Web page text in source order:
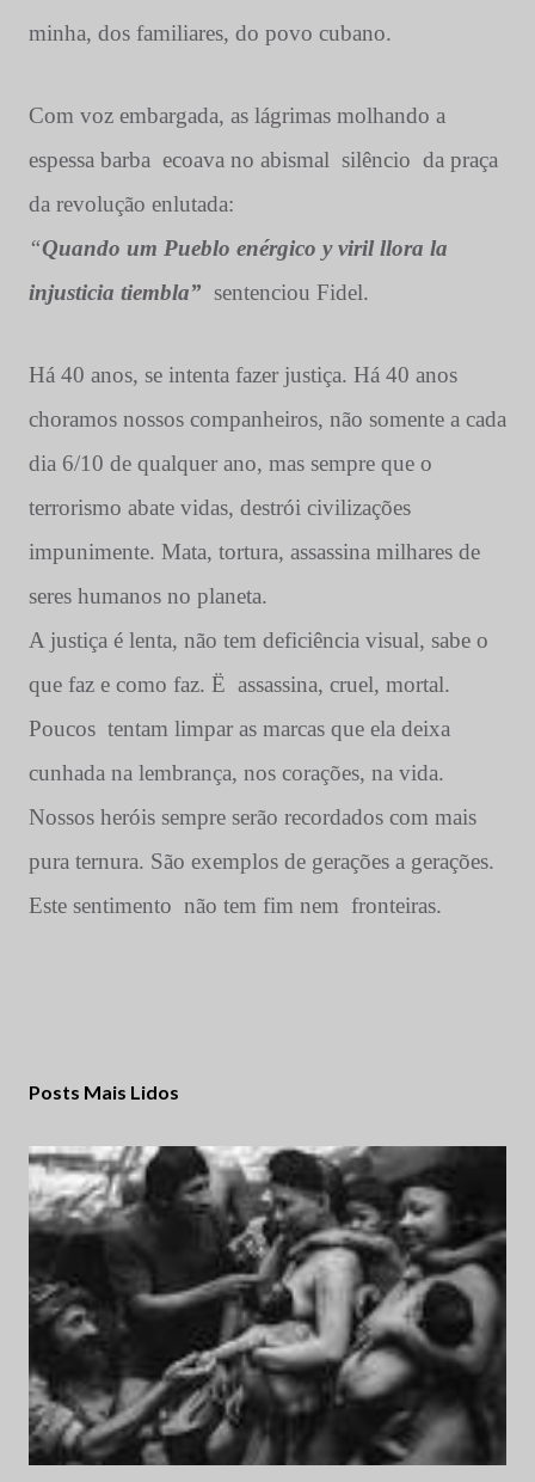
minha, dos familiares, do povo cubano.
Com voz embargada, as lágrimas molhando a
espessa barba ecoava no abismal silêncio da praça
da revolução enlutada:
“Quando um Pueblo enérgico y viril llora la
injusticia tiembla” sentenciou Fidel.
Há 40 anos, se intenta fazer justiça. Há 40 anos
choramos nossos companheiros, não somente a cada
dia 6/10 de qualquer ano, mas sempre que o
terrorismo abate vidas, destrói civilizações
impunimente. Mata, tortura, assassina milhares de
seres humanos no planeta.
A justiça é lenta, não tem deficiência visual, sabe o
que faz e como faz. Ë assassina, cruel, mortal.
Poucos tentam limpar as marcas que ela deixa
cunhada na lembrança, nos corações, na vida.
Nossos heróis sempre serão recordados com mais
pura ternura. São exemplos de gerações a gerações.
Este sentimento não tem fim nem fronteiras.
Posts Mais Lidos